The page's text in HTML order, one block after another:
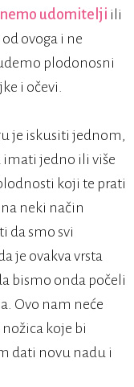
udomitelji ili
ovoga i ne
plodonosni
i očevi.
je iskusiti jednom,
imati jedno ili više
koji te prati
neki način
da smo svi
je ovakva vrsta
bismo onda počeli
Ovo nam neće
koje bi
dati novu nadu i